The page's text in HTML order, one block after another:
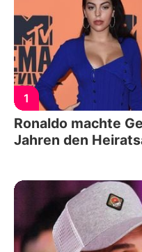
1
Ronaldo machte
Jahren den